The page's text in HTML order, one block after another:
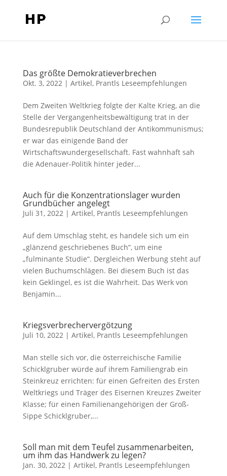
Das größte Demokratieverbrechen
Okt. 3, 2022| Artikel, Prantls Leseempfehlungen
Dem Zweiten Weltkrieg folgte der Kalte Krieg, an die
Stelle der Vergangenheitsbewältigung trat in der
Bundesrepublik Deutschland der Antikommunismus;
er war das einigende Band der
Wirtschaftswundergesellschaft. Fast wahnhaft sah
die Adenauer-Politik hinter jeder...
Auch für die Konzentrationslager wurden
Grundbücher angelegt
Juli 31, 2022| Artikel, Prantls Leseempfehlungen
Auf dem Umschlag steht, es handele sich um ein
„glänzend geschriebenes Buch“, um eine
„fulminante Studie“. Dergleichen Werbung steht auf
vielen Buchumschlägen. Bei diesem Buch ist das
kein Geklingel, es ist die Wahrheit. Das Werk von
Benjamin...
Kriegsverbrechervergötzung
Juli 10, 2022| Artikel, Prantls Leseempfehlungen
Man stelle sich vor, die österreichische Familie
Schicklgruber würde auf ihrem Familiengrab ein
Steinkreuz errichten: für einen Gefreiten des Ersten
Weltkriegs und Träger des Eisernen Kreuzes Zweiter
Klasse; für einen Familienangehörigen der Groß-
Sippe Schicklgruber,...
Soll man mit dem Teufel zusammenarbeiten,
um ihm das Handwerk zu legen?
Jan. 30, 2022| Artikel, Prantls Leseempfehlungen